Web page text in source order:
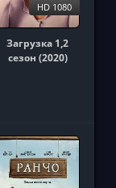
Загрузка 1,2
сезон (2020)
HD 1080